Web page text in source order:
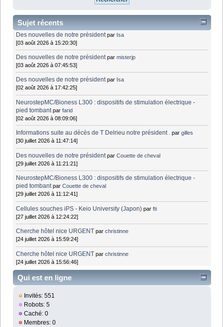
Sujet récents
Des nouvelles de notre président par Isa
[03 août 2026 à 15:20:30]
Des nouvelles de notre président parmisterjp
[03 août 2026 à 07:45:53]
Des nouvelles de notre président par Isa
[02 août 2026 à 17:42:25]
NeurostepMC/Bioness L300 : dispositifs de stimulation électrique -
pied tombant parfarid
[02 août 2026 à 08:09:06]
Informations suite au décès de T Delrieu notre président . pargilles
[30 juillet 2026 à 11:47:14]
Des nouvelles de notre président parCouette de cheval
[29 juillet 2026 à 11:21:21]
NeurostepMC/Bioness L300 : dispositifs de stimulation électrique -
pied tombant parCouette de cheval
[29 juillet 2026 à 11:12:41]
Cellules souches iPS - Keio University (Japon) parfti
[27 juillet 2026 à 12:24:22]
Cherche hôtel nice URGENT parchristinne
[24 juillet 2026 à 15:59:24]
Cherche hôtel nice URGENT parchristinne
[24 juillet 2026 à 15:56:46]
Qui est en ligne
Invités: 551
Robots: 5
Caché: 0
Membres: 0